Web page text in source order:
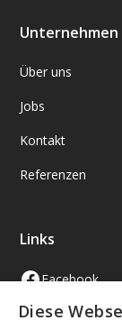
Unternehmen
Über uns
Jobs
Kontakt
Referenzen
Links
Facebook
Instagram
Diese